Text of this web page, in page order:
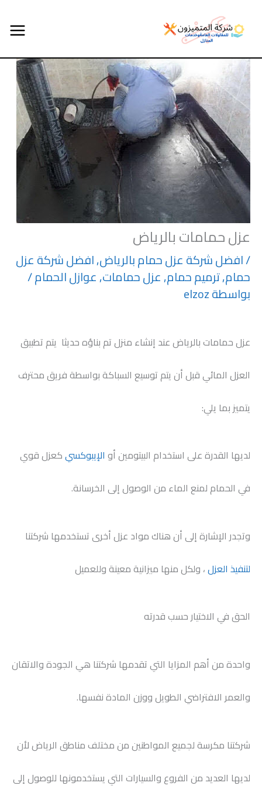
تخطي
إلى
المحتوى
عزل حمامات بالرياض
/افضل شركة عزل حمام بالرياض,افضل شركة عزل
حمام,ترميم حمام,عزل حمامات,عوازل الحمام/
بواسطةelzoz
عزل حمامات بالرياض عند إنشاء منزل تم بناؤه حديثا يتم تطبيق
العزل المائي قبل أن يتم توسيع السباكة بواسطة فريق محترف
يتميز بما يلي:
لديها القدرة على استخدام البيتومين أو الإيبوكسيكعزل قوي
في الحمام لمنع الماء من الوصول إلى الخرسانة.
وتجدر الإشارة إلى أن هناك مواد عزل أخرى تستخدمها شركتنا
لتنفيذ العزل، ولكل منها ميزانية معينة وللعميل
الحق في الاختيار حسب قدرته
واحدة من أهم المزايا التي تقدمها شركتنا هي الجودة والاتقان
والعمر الافتراضي الطويل ووزن المادة نفسها.
شركتنا مكرسة لجميع المواطنين من مختلف مناطق الرياض لأن
لديها العديد من الفروع والسيارات التي يستخدمونها للوصول إلى